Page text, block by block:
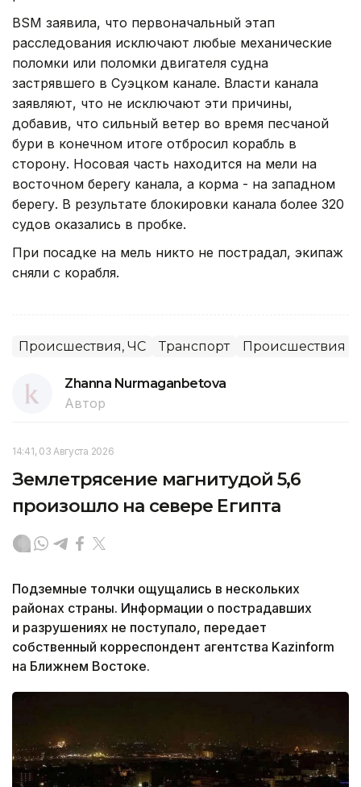
BSM заявила, что первоначальный этап
расследования исключают любые механические
поломки или поломки двигателя судна
застрявшего в Суэцком канале. Власти канала
заявляют, что не исключают эти причины,
добавив, что сильный ветер во время песчаной
бури в конечном итоге отбросил корабль в
сторону. Носовая часть находится на мели на
восточном берегу канала, а корма - на западном
берегу. В результате блокировки канала более 320
судов оказались в пробке.
При посадке на мель никто не пострадал, экипаж
сняли с корабля.
Происшествия, ЧС Транспорт Происшествия
Zhanna Nurmaganbetova
Автор
14:41, 03 Августа 2026
Землетрясение магнитудой 5,6
произошло на севере Египта
Подземные толчки ощущались в нескольких
районах страны. Информации о пострадавших
и разрушениях не поступало, передает
собственный корреспондент агентства Kazinform
на Ближнем Востоке.